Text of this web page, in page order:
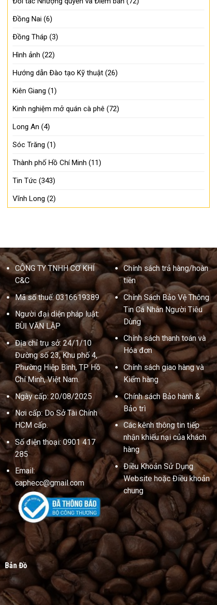
Đồng Nai (6)
Đồng Tháp (3)
Hình ảnh (22)
Hướng dẫn Đào tạo Kỹ thuật (26)
Kiên Giang (1)
Kinh nghiệm mở quán cà phê (72)
Long An (4)
Sóc Trăng (1)
Thành phố Hồ Chí Minh (11)
Tin Tức (343)
Vĩnh Long (2)
CÔNG TY TNHH CƠ KHÍ
C&C
Mã số thuế: 0316619389
Người đại diện pháp luật:
BÙI VĂN LẬP
Địa chỉ trụ sở: 24/1/10
Đường số 23, Khu phố 4,
Phường Hiệp Bình, TP Hồ
Chí Minh, Việt Nam.
Ngày cấp: 20/08/2025
Nơi cấp: Do Sở Tài Chính
HCM cấp.
Số điện thoại: 0901 417
285
Email:
caphecc@gmail.com
Chính sách trả hàng/hoàn
tiền
Chính Sách Bảo Vệ Thông
Tin Cá Nhân Người Tiêu
Dùng
Chính sách thanh toán và
Hóa đơn
Chính sách giao hàng và
Kiểm hàng
Chính sách Bảo hành &
Bảo trì
Các kênh thông tin tiếp
nhận khiếu nại của khách
hàng
Điều Khoản Sử Dụng
Website hoặc Điều khoản
chung
Bản Đồ